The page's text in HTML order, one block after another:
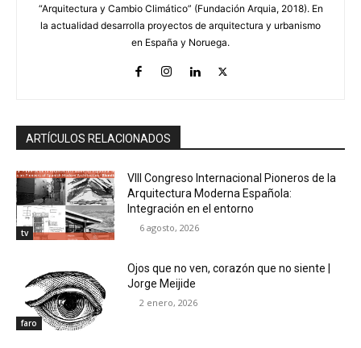
“Arquitectura y Cambio Climático” (Fundación Arquia, 2018). En
la actualidad desarrolla proyectos de arquitectura y urbanismo
en España y Noruega.
ARTÍCULOS RELACIONADOS
tv
VIII Congreso Internacional Pioneros de la
Arquitectura Moderna Española:
Integración en el entorno
6 agosto, 2026
faro
Ojos que no ven, corazón que no siente |
Jorge Meijide
2 enero, 2026